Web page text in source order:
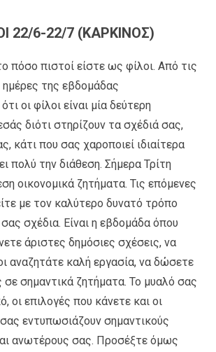
22/6-22/7 (ΚΑΡΚΙΝΟΣ)
πόσο πιστοί είστε ως φίλοι. Από τις
της εβδομάδας
οι φίλοι είναι μία δεύτερη
διότι στηρίζουν τα σχέδιά σας,
κάτι που σας χαροποιεί ιδιαίτερα
πολύ την διάθεση. Σήμερα Τρίτη
οικονομικά ζητήματα. Τις επόμενες
με τον καλύτερο δυνατό τρόπο
σχέδια. Είναι η εβδομάδα όπου
άριστες δημόσιες σχέσεις, να
αναζητάτε καλή εργασία, να δώσετε
σε σημαντικά ζητήματα. Το μυαλό σας
οι επιλογές που κάνετε και οι
εντυπωσιάζουν σημαντικούς
ανωτέρους σας. Προσέξτε όμως